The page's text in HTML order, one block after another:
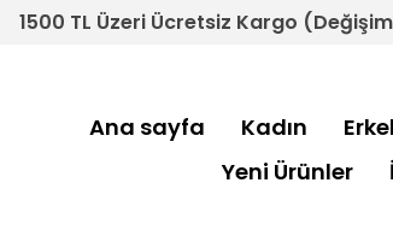
1500 TL Üzeri Ücretsiz Kargo
Ana sayfa Kadın
Yeni Ürünler